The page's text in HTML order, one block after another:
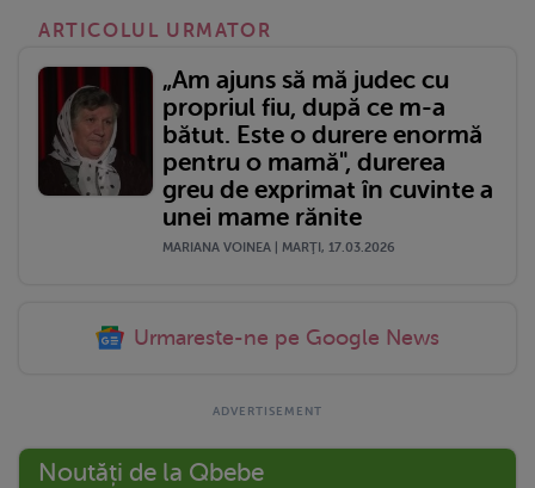
ARTICOLUL URMATOR
„Am ajuns să mă judec cu
propriul fiu, după ce m-a
bătut. Este o durere enormă
pentru o mamă", durerea
greu de exprimat în cuvinte a
unei mame rănite
MARIANA VOINEA | MARŢI, 17.03.2026
Urmareste-ne pe Google News
Noutăți de la Qbebe